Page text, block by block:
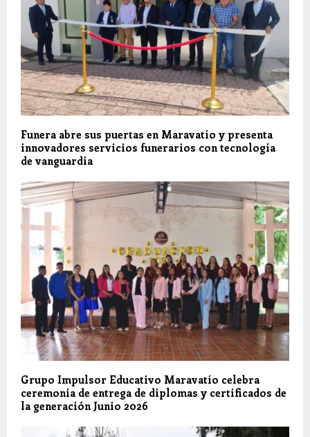
Funera abre sus puertas en Maravatío y presenta
innovadores servicios funerarios con tecnología
de vanguardia
Grupo Impulsor Educativo Maravatío celebra
ceremonia de entrega de diplomas y certificados de
la generación Junio 2026